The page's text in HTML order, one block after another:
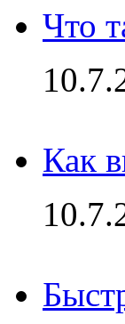
Что
Как